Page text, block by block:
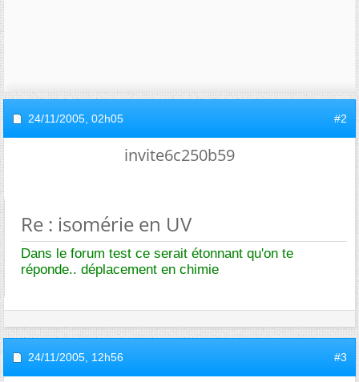
24/11/2005, 02h05 #2
invite6c250b59
Re : isomérie en UV
Dans le forum test ce serait étonnant qu'on te
réponde.. déplacement en chimie
24/11/2005, 12h56 #3